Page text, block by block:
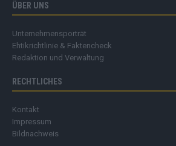
ÜBER UNS
Unternehmensporträt
Ehtikrichtlinie & Faktencheck
Redaktion und Verwaltung
RECHTLICHES
Kontakt
Impressum
Bildnachweis